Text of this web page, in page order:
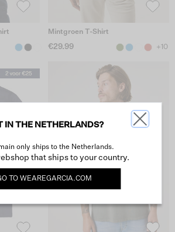
Mintgroen T-Shirt
€29.99 +10
IN THE NETHERLANDS?
only ships to the Netherlands.
that ships to your country.
TO WEAREGARCIA.COM